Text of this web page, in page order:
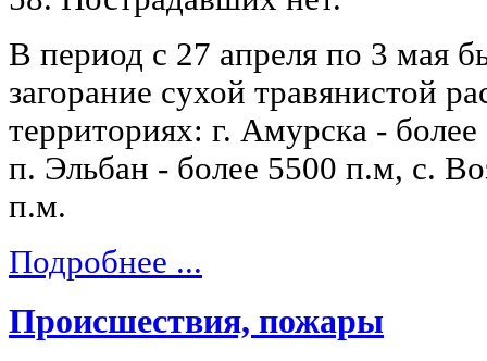
В период с 27 апреля по 3 мая
загорание сухой травянистой
территориях: г. Амурска -
п. Эльбан - более 5500 п.м, с.
п.м.
Подробнее ...
Происшествия, пожары